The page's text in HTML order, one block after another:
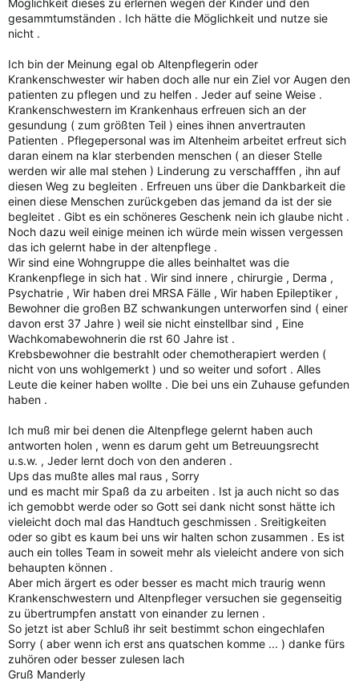
Möglichkeit dieses zu erlernen wegen der Kinder und den
gesammtumständen . Ich hätte die Möglichkeit und nutze sie
nicht .
Ich bin der Meinung egal ob Altenpflegerin oder
Krankenschwester wir haben doch alle nur ein Ziel vor Augen den
patienten zu pflegen und zu helfen . Jeder auf seine Weise .
Krankenschwestern im Krankenhaus erfreuen sich an der
gesundung ( zum größten Teil ) eines ihnen anvertrauten
Patienten . Pflegepersonal was im Altenheim arbeitet erfreut sich
daran einem na klar sterbenden menschen ( an dieser Stelle
werden wir alle mal stehen ) Linderung zu verschafffen , ihn auf
diesen Weg zu begleiten . Erfreuen uns über die Dankbarkeit die
einen diese Menschen zurückgeben das jemand da ist der sie
begleitet . Gibt es ein schöneres Geschenk nein ich glaube nicht .
Noch dazu weil einige meinen ich würde mein wissen vergessen
das ich gelernt habe in der altenpflege .
Wir sind eine Wohngruppe die alles beinhaltet was die
Krankenpflege in sich hat . Wir sind innere , chirurgie , Derma ,
Psychatrie , Wir haben drei MRSA Fälle , Wir haben Epileptiker ,
Bewohner die großen BZ schwankungen unterworfen sind ( einer
davon erst 37 Jahre ) weil sie nicht einstellbar sind , Eine
Wachkomabewohnerin die rst 60 Jahre ist .
Krebsbewohner die bestrahlt oder chemotherapiert werden (
nicht von uns wohlgemerkt ) und so weiter und sofort . Alles
Leute die keiner haben wollte . Die bei uns ein Zuhause gefunden
haben .
Ich muß mir bei denen die Altenpflege gelernt haben auch
antworten holen , wenn es darum geht um Betreuungsrecht
u.s.w. , Jeder lernt doch von den anderen .
Ups das mußte alles mal raus , Sorry
und es macht mir Spaß da zu arbeiten . Ist ja auch nicht so das
ich gemobbt werde oder so Gott sei dank nicht sonst hätte ich
vieleicht doch mal das Handtuch geschmissen . Sreitigkeiten
oder so gibt es kaum bei uns wir halten schon zusammen . Es ist
auch ein tolles Team in soweit mehr als vieleicht andere von sich
behaupten können .
Aber mich ärgert es oder besser es macht mich traurig wenn
Krankenschwestern und Altenpfleger versuchen sie gegenseitig
zu übertrumpfen anstatt von einander zu lernen .
So jetzt ist aber Schluß ihr seit bestimmt schon eingechlafen
Sorry ( aber wenn ich erst ans quatschen komme ... ) danke fürs
zuhören oder besser zulesen lach
Gruß Manderly